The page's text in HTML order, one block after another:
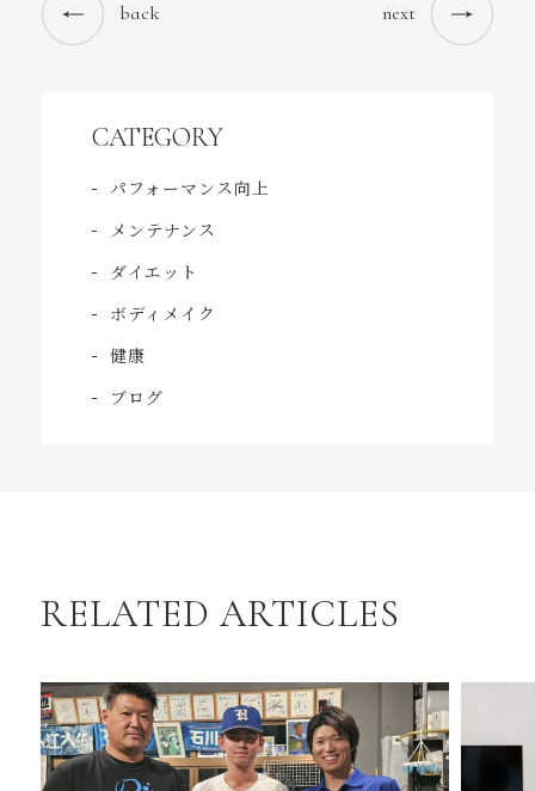
back next
CATEGORY
パフォーマンス向上
メンテナンス
ダイエット
ボディメイク
健康
ブログ
RELATED ARTICLES